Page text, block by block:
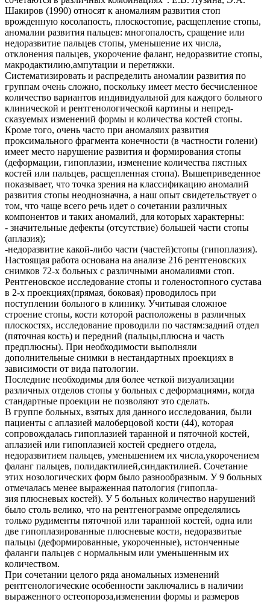
Шакиров (1990) относят к аномалиям развития стоп
врожденную косолапость, плоскостопие, расщепление стопы,
аномалии развития пальцев: многопалость, сращение или
недоразвитие пальцев стопы, уменьшение их числа,
отклонения пальцев, укорочение фаланг, недоразвитие стопы,
макродактилию,ампутации и перетяжки.
Систематизировать и распределить аномалии развития по
группам очень сложно, поскольку имеет место бесчисленное
количество вариантов индивидуальной для каждого больного
клинической и рентгенологической картины и непред-
сказуемых изменений формы и количества костей стопы.
Кроме того, очень часто при аномаляих развития
проксимального фрагмента конечности (в частности голени)
имеет место нарушение развития и формирования стопы
(деформации, гипоплазии, изменение количества пястных
костей или пальцев, расщепленная стопа). Вышеприведенное
показывает, что точка зрения на классификацию аномалий
развития стопы неоднозначна, а наш опыт свидетельствует о
том, что чаще всего речь идет о сочетании различных
компонентов и таких аномалий, для которых характерны:
- значительные дефекты (отсутствие) большей части стопы
(аплазия);
-недоразвитие какой-либо части (частей)стопы (гипоплазия).
Настоящая работа основана на анализе 216 рентгеновских
снимков 72-х больных с различными аномалиями стоп.
Рентгеновское исследование стопы и голеностопного сустава
в 2-х проекциях(прямая, боковая) проводилось при
поступлении больного в клинику. Учитывая сложное
строение стопы, кости которой расположены в различных
плоскостях, исследование проводили по частям:задний отдел
(пяточная кость) и передний (пальцы,плюсна и часть
предплюсны). При необходимости выполняли
дополнительные снимки в нестандартных проекциях в
зависимости от вида патологии.
Последние необходимы для более четкой визуализации
различных отделов стопы у больных с деформациями, когда
стандартные проекции не позволяют это сделать.
В группе больных, взятых для данного исследования, были
пациенты с аплазией малоберцовой кости (44), которая
сопровождалась гипоплазией таранной и пяточной костей,
аплазией или гипоплазией костей среднего отдела,
недоразвитием пальцев, уменьшением их числа,укорочением
фаланг пальцев, полидактилией,синдактилией. Сочетание
этих нозологических форм было разнообразным. У 9 больных
отмечалась менее выраженная патология (гипопла-
зия плюсневых костей). У 5 больных количество нарушений
было столь велико, что на рентгенограмме определялись
только рудименты пяточной или таранной костей, одна или
две гипоплазированные плюсневые кости, недоразвитые
пальцы (деформированные, укороченные), истонченные
фаланги пальцев с нормальным или уменьшенным их
количеством.
При сочетании целого ряда аномальных изменений
рентгенологические особенности заключались в наличии
выраженного остеопороза,изменении формы и размеров